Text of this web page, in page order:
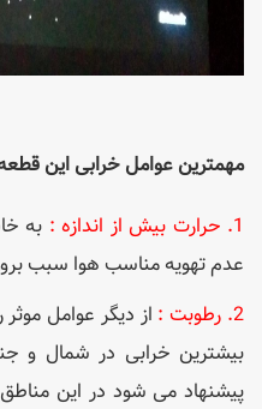
مهمترین عوامل خرابی این قطعه
1. حرارت بیش از اندازه :
به
عدم تهویه مناسب هوا سبب
2. رطوبت :
از دیگر عوامل
بیشترین خرابی در شمال و